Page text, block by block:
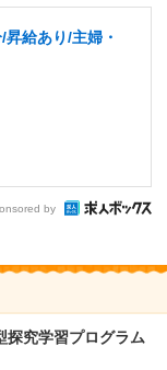
給あり/主婦・
by
探究学習プログラム